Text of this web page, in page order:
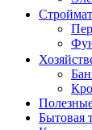
Бытовая